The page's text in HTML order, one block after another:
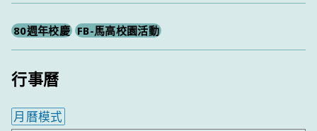
80週年校慶 FB-馬高校園活動
行事曆
月曆模式